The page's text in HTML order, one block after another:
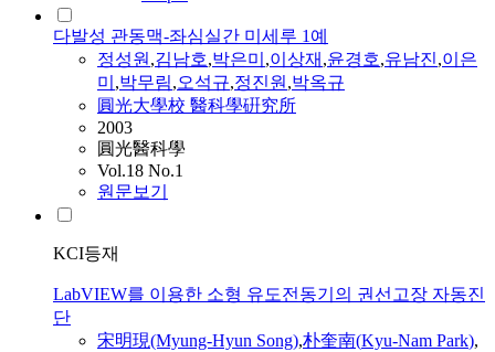
다발성 관동맥-좌심실간 미세루 1예
정성원,김남호,박은미 ,이상재 ,윤경호,유남진,이은
미 ,박무림,오석규,정진원,박옥규
圓光大學校 醫科學硏究所
2003
圓光醫科學
Vol.18 No.1
원문보기
KCI등재
LabVIEW를 이용한 소형 유도전동기의 권선고장 자동진
단
宋明現(Myung-Hyun Song),朴奎南(Kyu-Nam Park),